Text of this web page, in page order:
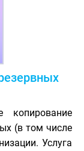
копирование
(в том числе
Услуга